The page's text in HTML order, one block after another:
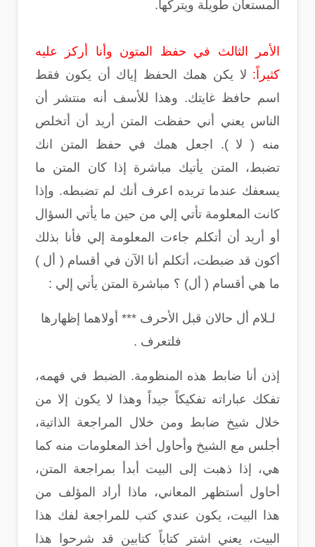
المستعان طويلة ويتركها.
الأمر الثالث في حفظ المتون وأنا أركز عليه
كثيراً: لا يكن همك الحفظ إياك أن يكون فقط
اسم حافظ غايتك. وهذا للأسف أنه منتشر أن
الناس يعني أني حفظت المتن أريد أن أتخلص
منه ( لا ). اجعل همك في حفظ المتن انك
تضبط، المتن يأتيك مباشرة إذا كان المتن ما
يسعفك عندما تريده اعرف أنك لم تضبطه. وإذا
كانت المعلومة تأتي إلي من حين ما يأتي السؤال
أو أريد أن أتكلم جاءت المعلومة إلي فأنا بذلك
أكون قد ضبطت، أتكلم أنا الآن في أقسام ( أل )
ما هي أقسام ( أل) ؟ مباشرة المتن يأتي إلي :
لـلام أل حالان قبل الأحرف *** أولاهما إظهارها
فلتعرف .
إذن أنا ضابط هذه المنظومة. الضبط في فهمه،
تفكك عباراته تفكيكاً جيداً وهذا لا يكون إلا من
خلال شيخ ضابط ومن خلال المراجعة الذاتية،
أجلس مع الشيخ وأحاول أخذ المعلومات منه كما
هي، إذا ذهبت إلى البيت أبدأ بمراجعة المتن،
أحاول أستظهر المعاني، ماذا أراد المؤلف من
هذا البيت، يكون عندي كتب للمراجعة لفك هذا
البيت، يعني اشتر كتاباً كتابين قد شرحوا هذا